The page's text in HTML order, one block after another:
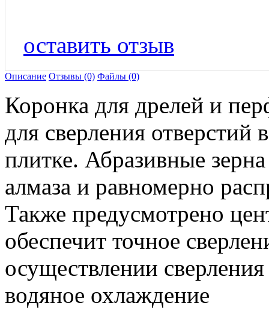
оставить отзыв
Описание Отзывы (0) Файлы (0)
Коронка для дрелей и
для сверления отверстий
плитке. Абразивные
алмаза и равномерно
Также предусмотрено
обеспечит точное
осуществлении
водяное охлаждение